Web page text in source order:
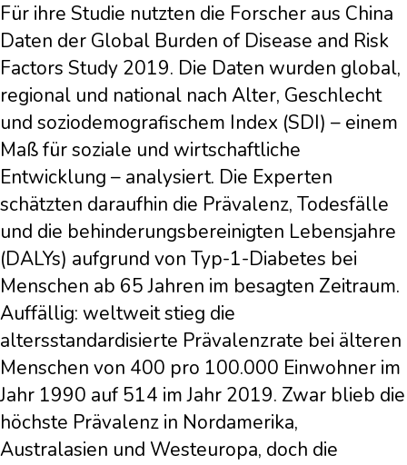
Für ihre Studie nutzten die Forscher aus China
Daten der Global Burden of Disease and Risk
Factors Study 2019. Die Daten wurden global,
regional und national nach Alter, Geschlecht
und soziodemografischem Index (SDI) – einem
Maß für soziale und wirtschaftliche
Entwicklung – analysiert. Die Experten
schätzten daraufhin die Prävalenz, Todesfälle
und die behinderungsbereinigten Lebensjahre
(DALYs) aufgrund von Typ-1-Diabetes bei
Menschen ab 65 Jahren im besagten Zeitraum.
Auffällig: weltweit stieg die
altersstandardisierte Prävalenzrate bei älteren
Menschen von 400 pro 100.000 Einwohner im
Jahr 1990 auf 514 im Jahr 2019. Zwar blieb die
höchste Prävalenz in Nordamerika,
Australasien und Westeuropa, doch die